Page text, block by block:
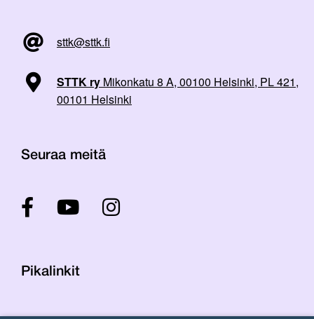
sttk@sttk.fi
STTK ry Mikonkatu 8 A, 00100 Helsinki, PL 421,
00101 Helsinki
Seuraa meitä
Pikalinkit